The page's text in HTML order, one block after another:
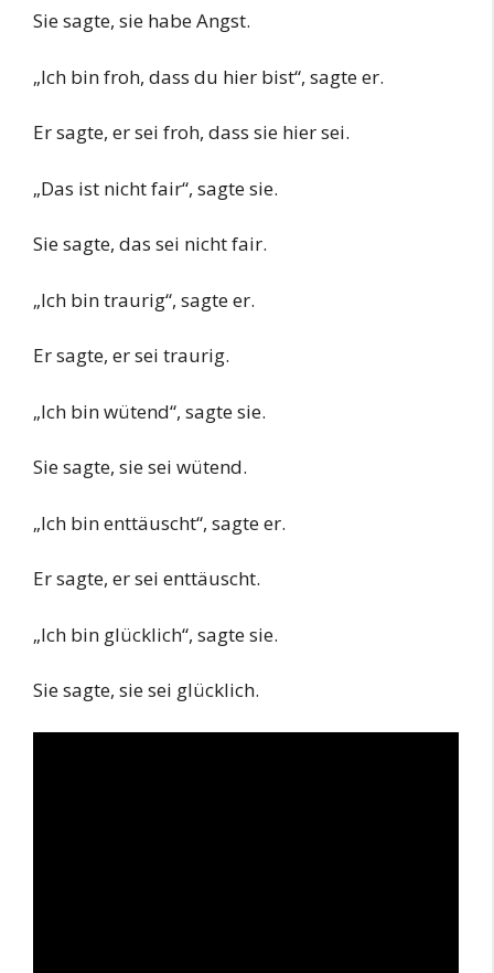
Sie sagte, sie habe Angst.
„Ich bin froh, dass du hier bist“, sagte er.
Er sagte, er sei froh, dass sie hier sei.
„Das ist nicht fair“, sagte sie.
Sie sagte, das sei nicht fair.
„Ich bin traurig“, sagte er.
Er sagte, er sei traurig.
„Ich bin wütend“, sagte sie.
Sie sagte, sie sei wütend.
„Ich bin enttäuscht“, sagte er.
Er sagte, er sei enttäuscht.
„Ich bin glücklich“, sagte sie.
Sie sagte, sie sei glücklich.